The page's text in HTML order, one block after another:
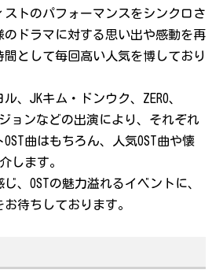
ストのパフォーマンスをシンクロさ
のドラマに対する思い出や感動を再
として毎回高い人気を博しており
、JKキム・ドンウク、ZERO、
ョンなどの出演により、それぞれ
曲はもちろん、人気OST曲や懐
します。
、OSTの魅力溢れるイベントに、
待ちしております。